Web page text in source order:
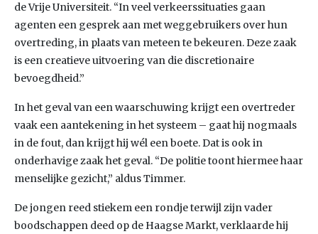
de Vrije Universiteit. “In veel verkeerssituaties gaan
agenten een gesprek aan met weggebruikers over hun
overtreding, in plaats van meteen te bekeuren. Deze zaak
is een creatieve uitvoering van die discretionaire
bevoegdheid.”
In het geval van een waarschuwing krijgt een overtreder
vaak een aantekening in het systeem – gaat hij nogmaals
in de fout, dan krijgt hij wél een boete. Dat is ook in
onderhavige zaak het geval. “De politie toont hiermee haar
menselijke gezicht,” aldus Timmer.
De jongen reed stiekem een rondje terwijl zijn vader
boodschappen deed op de Haagse Markt, verklaarde hij